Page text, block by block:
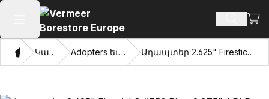
Բաց հիմնական մենյու
Տուն Կատալոգ Adapters եւ քաշվել աչքերը Ադապտեր 2.625" Firestick® #750 Pin x 2.375" API Reg Pin